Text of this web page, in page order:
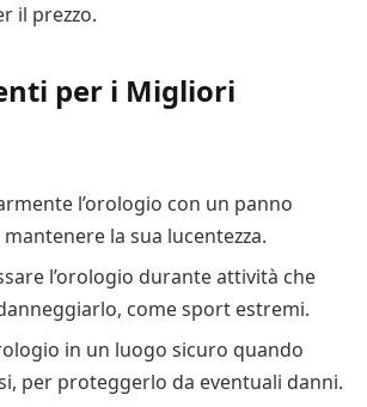
il prezzo.
per i Migliori
l’orologio con un panno
la sua lucentezza.
l’orologio durante attività che
come sport estremi.
in un luogo sicuro quando
per proteggerlo da eventuali danni.